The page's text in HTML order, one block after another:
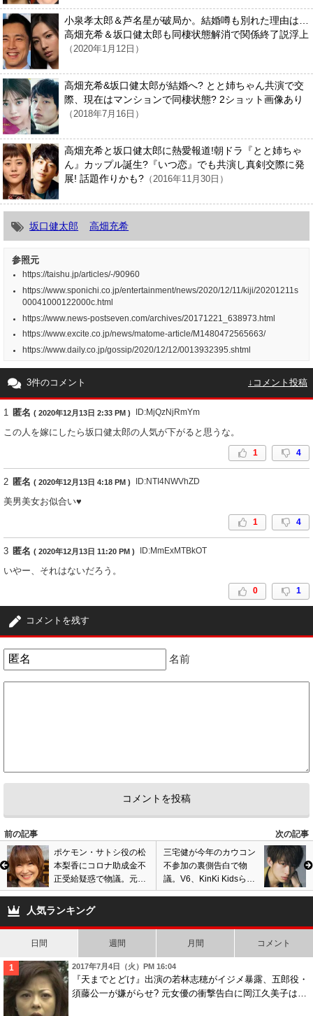
小泉孝太郎＆芦名星が破局か。結婚噂も別れた理由は…
高畑充希＆坂口健太郎も同棲状態解消で関係終了説浮上
（2020年1月12日）
高畑充希&坂口健太郎が結婚へ? とと姉ちゃん共演で交
際、現在はマンションで同棲状態? 2ショット画像あり
（2018年7月16日）
高畑充希と坂口健太郎に熱愛報道!朝ドラ『とと姉ちゃ
ん』カップル誕生?『いつ恋』でも共演し真剣交際に発
展! 話題作りかも? （2016年11月30日）
坂口健太郎 高畑充希
参照元
https://taishu.jp/articles/-/90960
https://www.sponichi.co.jp/entertainment/news/2020/12/11/kiji/20201211s
00041000122000c.html
https://www.news-postseven.com/archives/20171221_638973.html
https://www.excite.co.jp/news/matome-article/M1480472565663/
https://www.daily.co.jp/gossip/2020/12/12/0013932395.shtml
3件のコメント ↓コメント投稿
1 匿名 ( 2020年12月13日 2:33 PM ) ID:MjQzNjRmYm
この人を嫁にしたら坂口健太郎の人気が下がると思うな。
1 4
2 匿名 ( 2020年12月13日 4:18 PM ) ID:NTI4NWVhZD
美男美女お似合い♥
1 4
3 匿名 ( 2020年12月13日 11:20 PM ) ID:MmExMTBkOT
いやー、それはないだろう。
0 1
コメントを残す
名前
前の記事
次の記事
ポケモン・サトシ役の松
本梨香にコロナ助成金不
正受給疑惑で物議。元マ
ネージャーが告発、裏の
顔暴露も真相は…
三宅健が今年のカウコン
不参加の裏側告白で物
議。V6、KinKi Kidsら除
外の理由、ジャニーズか
人気ランキング
日間 週間 月間 コメント
2017年7月4日（火）PM 16:04
『天までとどけ』出演の若林志穂がイジメ暴露、五郎役・
須藤公一が嫌がらせ? 元女優の衝撃告白に岡江久美子は…